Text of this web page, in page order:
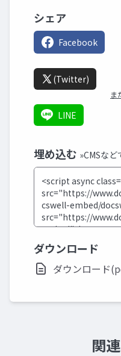
シェア
Facebook
(Twitter)
ま
LINE
埋め込む »CMSな
ダウンロード
ダウンロード
関